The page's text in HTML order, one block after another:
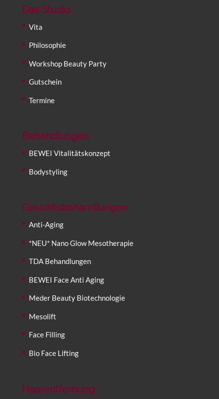
Das Studio
Vita
Philosophie
Workshop Beauty Party
Gutschein
Termine
Behandlungen
BEWEI Vitalitätskonzept
Bodystyling
Gesichtsbehandlungen
Anti-Aging
*NEU* Nano Glow Mesotherapie
TDA Behandlungen
BEWEI Face Anti Aging
Meder Beauty Biotechnologie
Mesolift
Face Filling
Bio Face Lifting
Haarentfernung